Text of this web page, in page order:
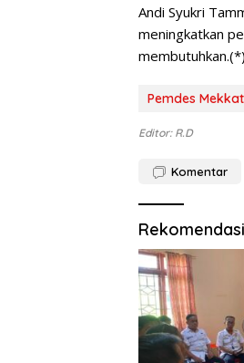
Andi Syukri
meningkatkan
membutuhkan.(*)
Pemdes
Editor: R.D
Komentar